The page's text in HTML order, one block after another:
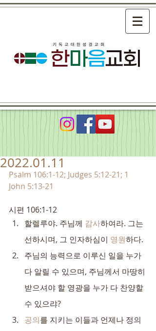
2022.01.11
Psalm 106:1-12; Judges 5:12-21; 1
John 5:13-21
시편 106:1-12
할렐루야. 주님께 감사하여라. 그는
선하시며, 그 인자하심이 영원하다.
주님의 능력으로 이루신 일을 누가
다 알릴 수 있으며, 주님께서 마땅히
받으셔야 할 영광을 누가 다 찬양할
수 있으랴?
공의를 지키는 이들과 언제나 정의